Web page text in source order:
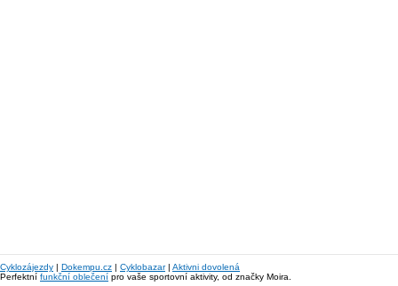
Cyklozájezdy | Dokempu.cz | Cyklobazar| Aktivni dovolená
Perfektní funkční oblečení pro vaše sportovní aktivity, od značky Moira.